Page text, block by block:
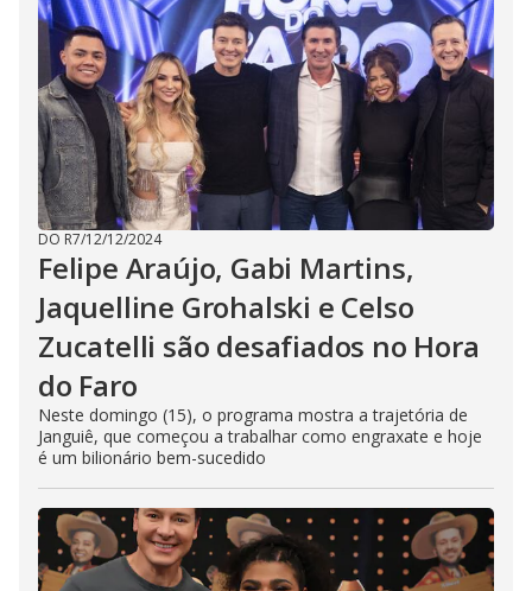
DO R7/12/12/2024
Felipe Araújo, Gabi Martins,
Jaquelline Grohalski e Celso
Zucatelli são desafiados no Hora
do Faro
Neste domingo (15), o programa mostra a trajetória de
Janguiê, que começou a trabalhar como engraxate e hoje
é um bilionário bem-sucedido